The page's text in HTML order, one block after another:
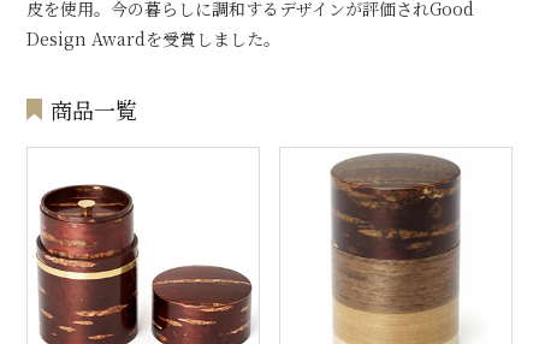
皮を使用。今の暮らしに調和するデザインが評価されGood
Design Awardを受賞しました。
商品一覧